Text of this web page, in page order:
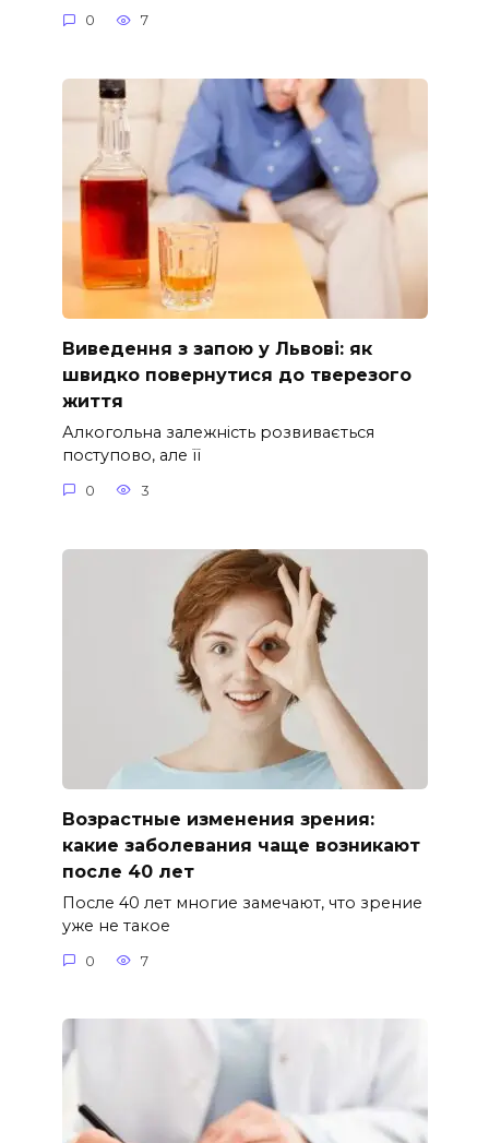
0 7
Виведення з запою у Львові: як
швидко повернутися до тверезого
життя
Алкогольна залежність розвивається
поступово, але її
0 3
Возрастные изменения зрения:
какие заболевания чаще возникают
после 40 лет
После 40 лет многие замечают, что зрение
уже не такое
0 7